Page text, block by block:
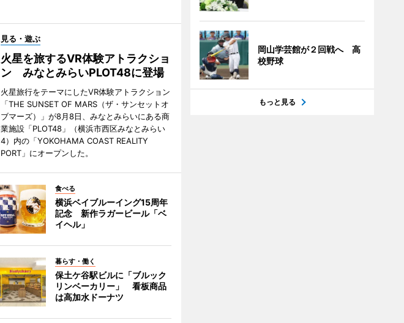
見る・遊ぶ
火星を旅するVR体験アトラクショ
ン みなとみらいPLOT48に登場
火星旅行をテーマにしたVR体験アトラクション
「THE SUNSET OF MARS（ザ・サンセットオ
ブマーズ）」が8月8日、みなとみらいにある商
業施設「PLOT48」（横浜市西区みなとみらい
4）内の「YOKOHAMA COAST REALITY
PORT」にオープンした。
食べる
横浜ベイブルーイング15周年
記念 新作ラガービール「ベ
イヘル」
暮らす・働く
保土ケ谷駅ビルに「ブルック
リンベーカリー」 看板商品
は高加水ドーナツ
岡山学芸館が２回戦へ 高
校野球
もっと見る